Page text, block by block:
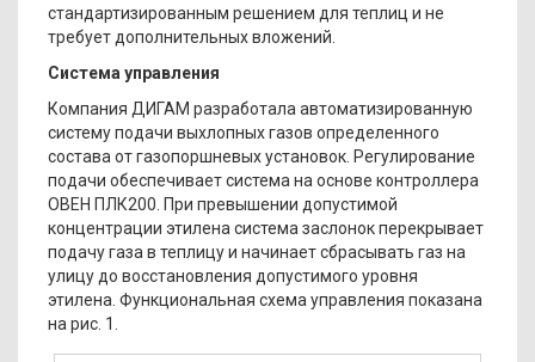
стандартизированным решением для теплиц и не
требует дополнительных вложений.
Система управления
Компания ДИГАМ разработала автоматизированную
систему подачи выхлопных газов определенного
состава от газопоршневых установок. Регулирование
подачи обеспечивает система на основе контроллера
ОВЕН ПЛК200. При превышении допустимой
концентрации этилена система заслонок перекрывает
подачу газа в теплицу и начинает сбрасывать газ на
улицу до восстановления допустимого уровня
этилена. Функциональная схема управления показана
на рис. 1.